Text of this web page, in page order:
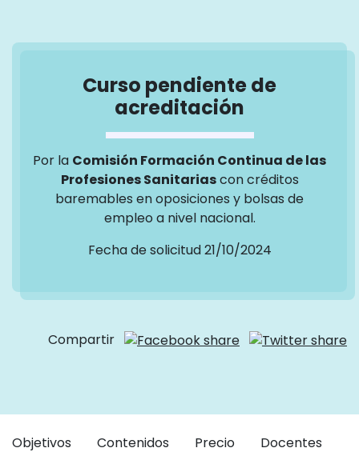
Curso pendiente de
acreditación
Por la Comisión Formación Continua de las
Profesiones Sanitariascon créditos
baremables en oposiciones y bolsas de
empleo a nivel nacional.
Fecha de solicitud 21/10/2024
Compartir
Objetivos Contenidos Precio Docentes